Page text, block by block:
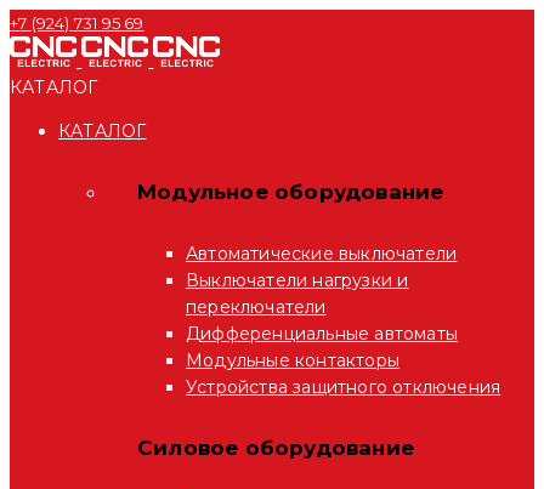
+7 (924) 731 95 69
КАТАЛОГ
КАТАЛОГ
Модульное оборудование
Автоматические выключатели
Выключатели нагрузки и
переключатели
Дифференциальные автоматы
Модульные контакторы
Устройства защитного отключения
Силовое оборудование